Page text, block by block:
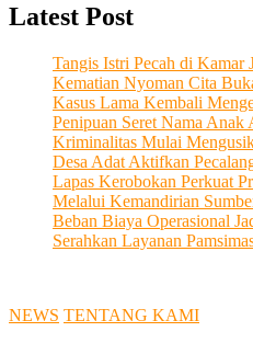
Latest Post
Tangis Istri Pecah di Kamar
Kematian Nyoman Cita
Kasus Lama Kembali
Penipuan Seret Nama
Kriminalitas Mulai
Desa Adat Aktifkan
Lapas Kerobokan Perkuat
Melalui Kemandirian
Beban Biaya Operasional
Serahkan Layanan
NEWS TENTANG KAMI